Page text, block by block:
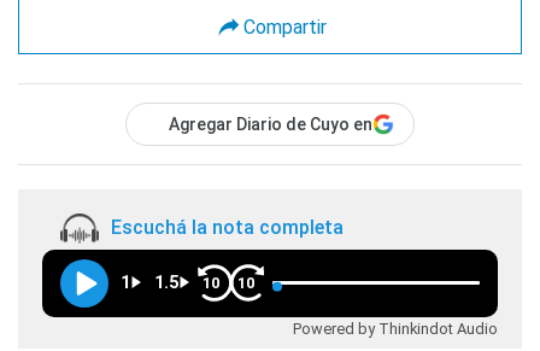
Compartir
Agregar Diario de Cuyo en
Escuchá la nota completa
1 1.5 10 10
Powered by Thinkindot Audio